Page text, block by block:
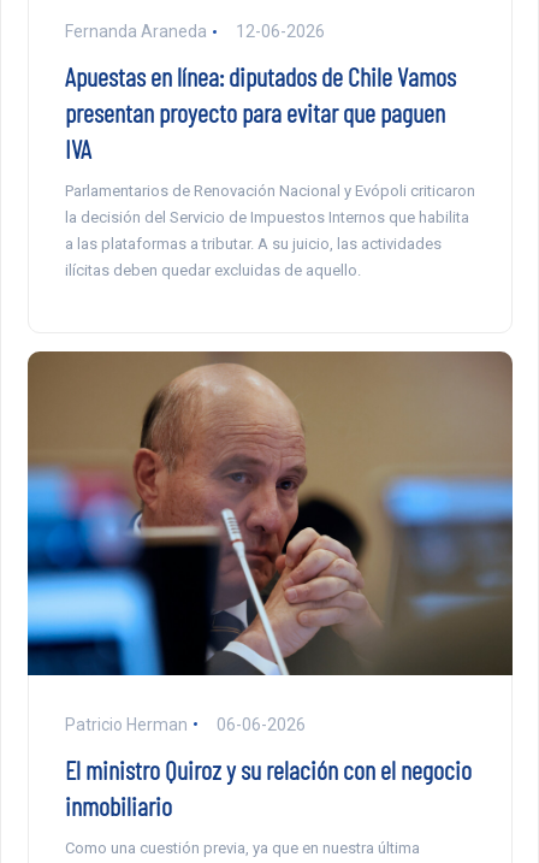
Fernanda Araneda 12-06-2026
Apuestas en línea: diputados de Chile Vamos
presentan proyecto para evitar que paguen
IVA
Parlamentarios de Renovación Nacional y Evópoli criticaron
la decisión del Servicio de Impuestos Internos que habilita
a las plataformas a tributar. A su juicio, las actividades
ilícitas deben quedar excluidas de aquello.
Patricio Herman 06-06-2026
El ministro Quiroz y su relación con el negocio
inmobiliario
Como una cuestión previa, ya que en nuestra última